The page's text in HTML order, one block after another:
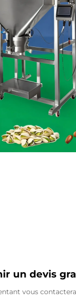
un devis
vous